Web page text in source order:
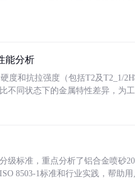
能分析
度和抗拉强度（包括T2及T2_1/
不同状态下的金属特性差异，为工
级标准，重点分析了铝合金喷砂
8503-1标准和行业实践，帮助